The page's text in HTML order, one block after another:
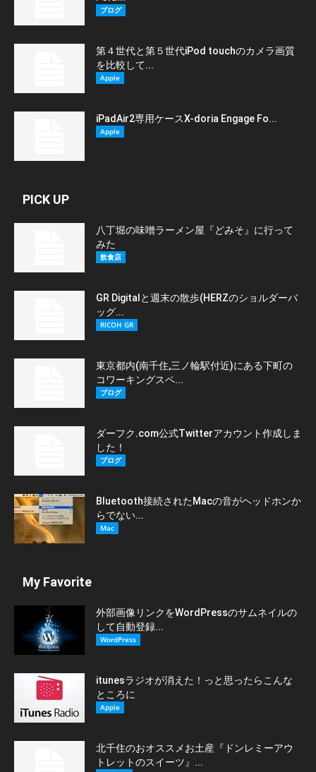
ブログ
第４世代と第５世代iPod touchのカメラ画質
を比較して...
Apple
iPadAir2専用ケースX-doria Engage Fo...
Apple
PICK UP
八丁堀の味噌ラーメン屋『どみそ』に行って
みた
飲食店
GR Digitalと週末の散歩(HERZのショルダーバ
ッグ...
RICOH GR
東京都内(南千住,三ノ輪駅付近)にある下町の
コワーキングスペ...
ブログ
ダーフク.com公式Twitterアカウント作成しま
した！
ブログ
Bluetooth接続されたMacの音がヘッドホンか
らでない...
Mac
My Favorite
外部画像リンクをWordPressのサムネイルの
して自動登録...
WordPress
itunesラジオが消えた！っと思ったらこんな
ところに
Apple
北千住のおオススメお土産『ドンレミーアウ
トレットのスイーツ』...